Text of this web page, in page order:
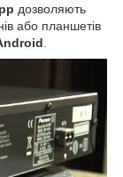
дозволяють
або планшетів